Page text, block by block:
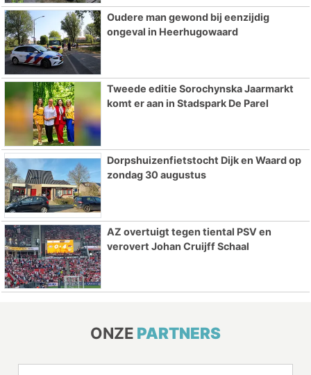
Oudere man gewond bij eenzijdig
ongeval in Heerhugowaard
Tweede editie Sorochynska Jaarmarkt
komt er aan in Stadspark De Parel
Dorpshuizenfietstocht Dijk en Waard op
zondag 30 augustus
AZ overtuigt tegen tiental PSV en
verovert Johan Cruijff Schaal
ONZE PARTNERS